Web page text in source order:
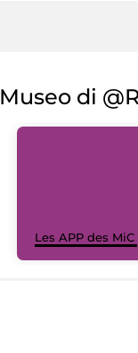
Museo di
Les APP des MiC